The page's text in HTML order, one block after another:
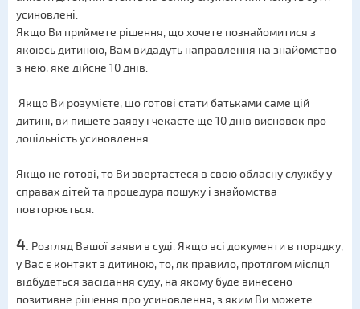
усиновлені.
Якщо Ви приймете рішення, що хочете познайомитися з
якоюсь дитиною, Вам видадуть направлення на знайомство
з нею, яке дійсне 10 днів.
Якщо Ви розумієте, що готові стати батьками саме цій
дитині, ви пишете заяву і чекаєте ще 10 днів висновок про
доцільність усиновлення.
Якщо не готові, то Ви звертаєтеся в свою обласну службу у
справах дітей та процедура пошуку і знайомства
повторюється.
4. Розгляд Вашої заяви в суді. Якщо всі документи в порядку,
у Вас є контакт з дитиною, то, як правило, протягом місяця
відбудеться засідання суду, на якому буде винесено
позитивне рішення про усиновлення, з яким Ви можете